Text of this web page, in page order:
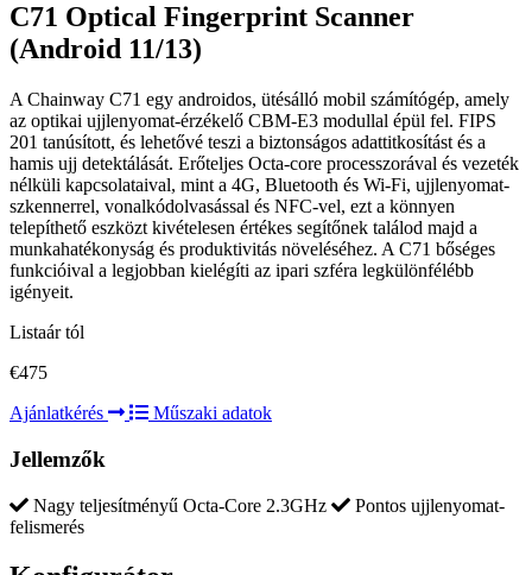
C71 Optical Fingerprint Scanner
(Android 11/13)
A Chainway C71 egy androidos, ütésálló mobil számítógép, amely
az optikai ujjlenyomat-érzékelő CBM-E3 modullal épül fel. FIPS
201 tanúsított, és lehetővé teszi a biztonságos adattitkosítást és a
hamis ujj detektálását. Erőteljes Octa-core processzorával és vezeték
nélküli kapcsolataival, mint a 4G, Bluetooth és Wi-Fi, ujjlenyomat-
szkennerrel, vonalkódolvasással és NFC-vel, ezt a könnyen
telepíthető eszközt kivételesen értékes segítőnek találod majd a
munkahatékonyság és produktivitás növeléséhez. A C71 bőséges
funkcióival a legjobban kielégíti az ipari szféra legkülönfélébb
igényeit.
Listaár tól
€475
Ajánlatkérés
Műszaki adatok
Jellemzők
Nagy teljesítményű Octa-Core 2.3GHz
Pontos ujjlenyomat-
felismerés